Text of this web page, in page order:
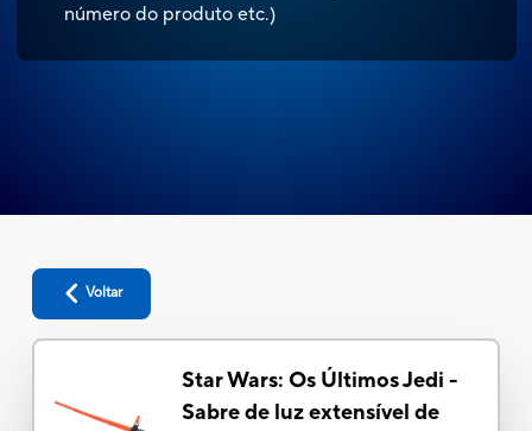
número do produto etc.)
Voltar
Star Wars: Os Últimos Jedi -
Sabre de luz extensível de